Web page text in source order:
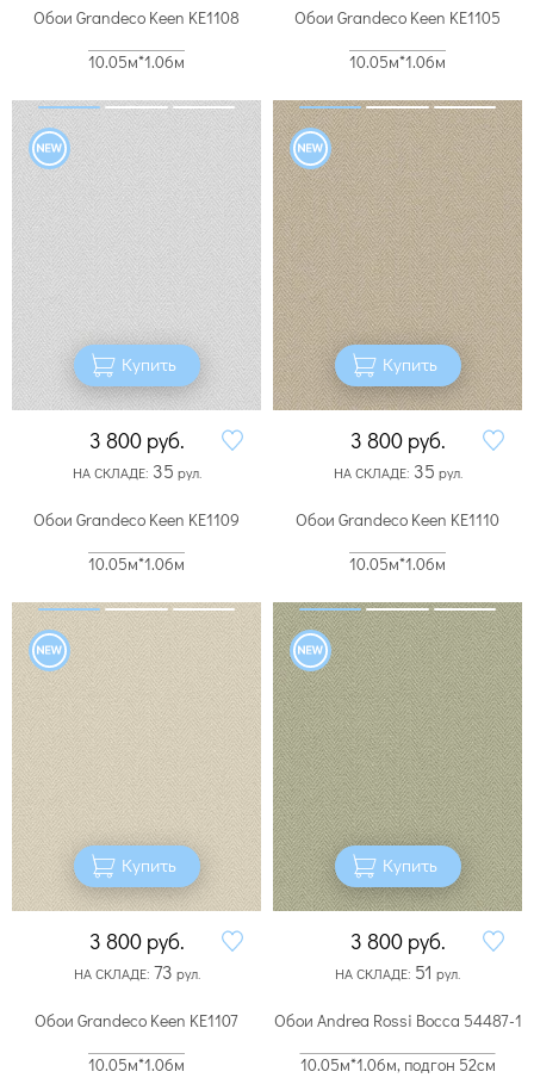
Обои Grandeco Keen KE1108
10.05м*1.06м
Купить
3 800 руб.
НА СКЛАДЕ: 35 рул.
Обои Grandeco Keen KE1105
10.05м*1.06м
Купить
3 800 руб.
НА СКЛАДЕ: 35 рул.
Обои Grandeco Keen KE1109
10.05м*1.06м
Купить
3 800 руб.
НА СКЛАДЕ: 73 рул.
Обои Grandeco Keen KE1110
10.05м*1.06м
Купить
3 800 руб.
НА СКЛАДЕ: 51 рул.
Обои Grandeco Keen KE1107
10.05м*1.06м
Обои Andrea Rossi Bocca 54487-1
10.05м*1.06м, подгон 52см